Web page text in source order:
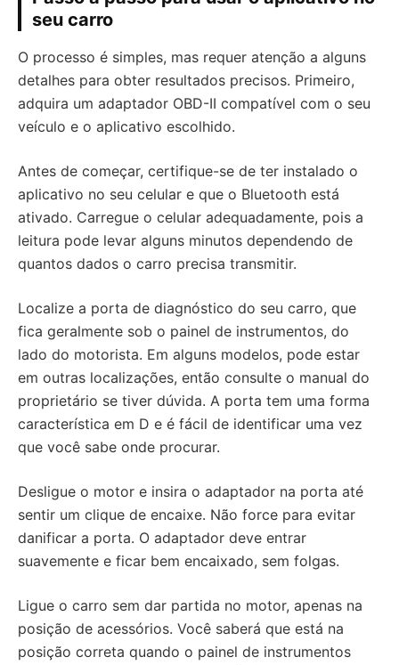
seu carro
O processo é simples, mas requer atenção a alguns
detalhes para obter resultados precisos. Primeiro,
adquira um adaptador OBD-II compatível com o seu
veículo e o aplicativo escolhido.
Antes de começar, certifique-se de ter instalado o
aplicativo no seu celular e que o Bluetooth está
ativado. Carregue o celular adequadamente, pois a
leitura pode levar alguns minutos dependendo de
quantos dados o carro precisa transmitir.
Localize a porta de diagnóstico do seu carro, que
fica geralmente sob o painel de instrumentos, do
lado do motorista. Em alguns modelos, pode estar
em outras localizações, então consulte o manual do
proprietário se tiver dúvida. A porta tem uma forma
característica em D e é fácil de identificar uma vez
que você sabe onde procurar.
Desligue o motor e insira o adaptador na porta até
sentir um clique de encaixe. Não force para evitar
danificar a porta. O adaptador deve entrar
suavemente e ficar bem encaixado, sem folgas.
Ligue o carro sem dar partida no motor, apenas na
posição de acessórios. Você saberá que está na
posição correta quando o painel de instrumentos